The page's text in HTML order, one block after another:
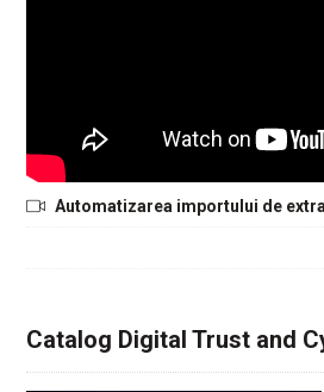
Automatizarea importului de
Catalog Digital Trust and